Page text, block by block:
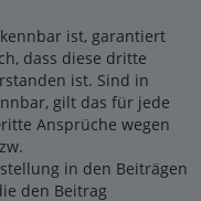
ist, garantiert
dass diese dritte
ist. Sind in
gilt das für jede
Ansprüche wegen
in den Beiträgen
den Beitrag